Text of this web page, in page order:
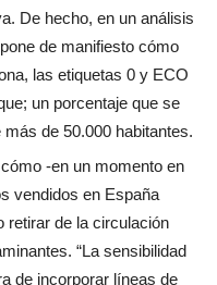
De hecho, en un análisis
de manifiesto cómo
las etiquetas 0 y ECO
un porcentaje que se
de 50.000 habitantes.
-en un momento en
vendidos en España
retirar de la circulación
“La sensibilidad
de incorporar líneas de